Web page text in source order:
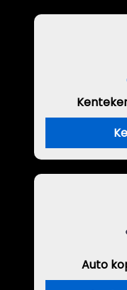
Auto